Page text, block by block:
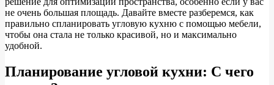
не очень большая площадь. Давайте вместе разберемся, как
правильно спланировать угловую кухню с помощью мебели,
чтобы она стала не только красивой, но и максимально
удобной.
Планирование угловой кухни: С чего